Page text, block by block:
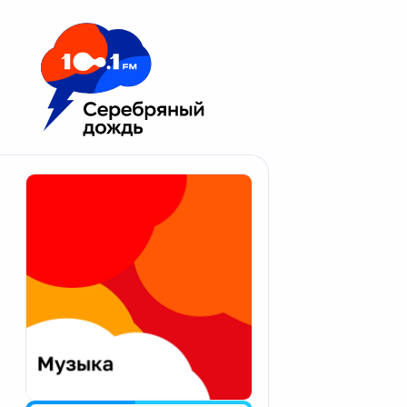
Москва 100.1 FM
Апатиты
Екатеринбург
Калининград
Калуга